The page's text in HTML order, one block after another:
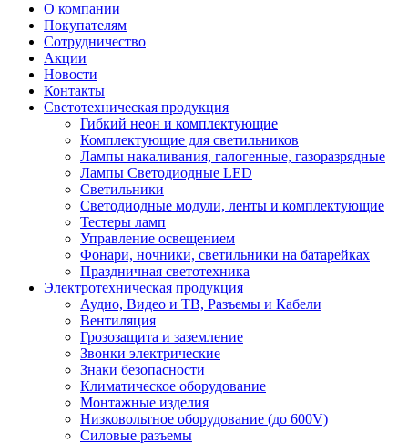
О компании
Покупателям
Сотрудничество
Акции
Новости
Контакты
Светотехническая продукция
Гибкий неон и комплектующие
Комплектующие для светильников
Лампы накаливания, галогенные, газоразрядные
Лампы Светодиодные LED
Светильники
Светодиодные модули, ленты и комплектующие
Тестеры ламп
Управление освещением
Фонари, ночники, светильники на батарейках
Праздничная светотехника
Электротехническая продукция
Аудио, Видео и ТВ, Разъемы и Кабели
Вентиляция
Грозозащита и заземление
Звонки электрические
Знаки безопасности
Климатическое оборудование
Монтажные изделия
Низковольтное оборудование (до 600V)
Силовые разъемы